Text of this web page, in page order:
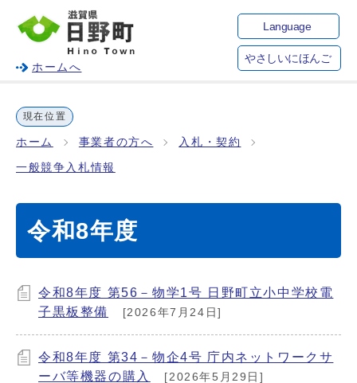
ホームへ
Language
やさしいにほんご
現在位置
ホーム 事業者の方へ 入札・契約
一般競争入札情報
令和8年度
令和8年度 第56－物学1号 日野町立小中学校電
子黒板整備
[2026年7月24日]
令和8年度 第34－物企4号 庁内ネットワークサ
ーバ等機器の購入
[2026年5月29日]